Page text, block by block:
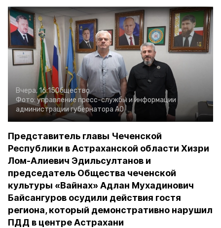
Вчера, 16:15Общество
Фото: управление пресс-службы и информации
администрации губернатора АО
Представитель главы Чеченской
Республики в Астраханской области Хизри
Лом-Алиевич Эдильсултанов и
председатель Общества чеченской
культуры «Вайнах» Адлан Мухадинович
Байсангуров осудили действия гостя
региона, который демонстративно нарушил
ПДД в центре Астрахани